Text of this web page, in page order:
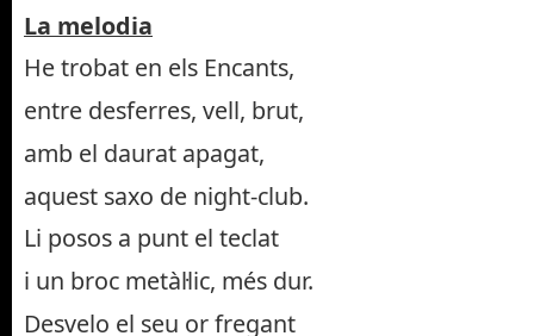
La melodia
He trobat en els Encants,
entre desferres, vell, brut,
amb el daurat apagat,
aquest saxo de night-club.
Li posos a punt el teclat
i un broc metàl·lic, més dur.
Desvelo el seu or fregant